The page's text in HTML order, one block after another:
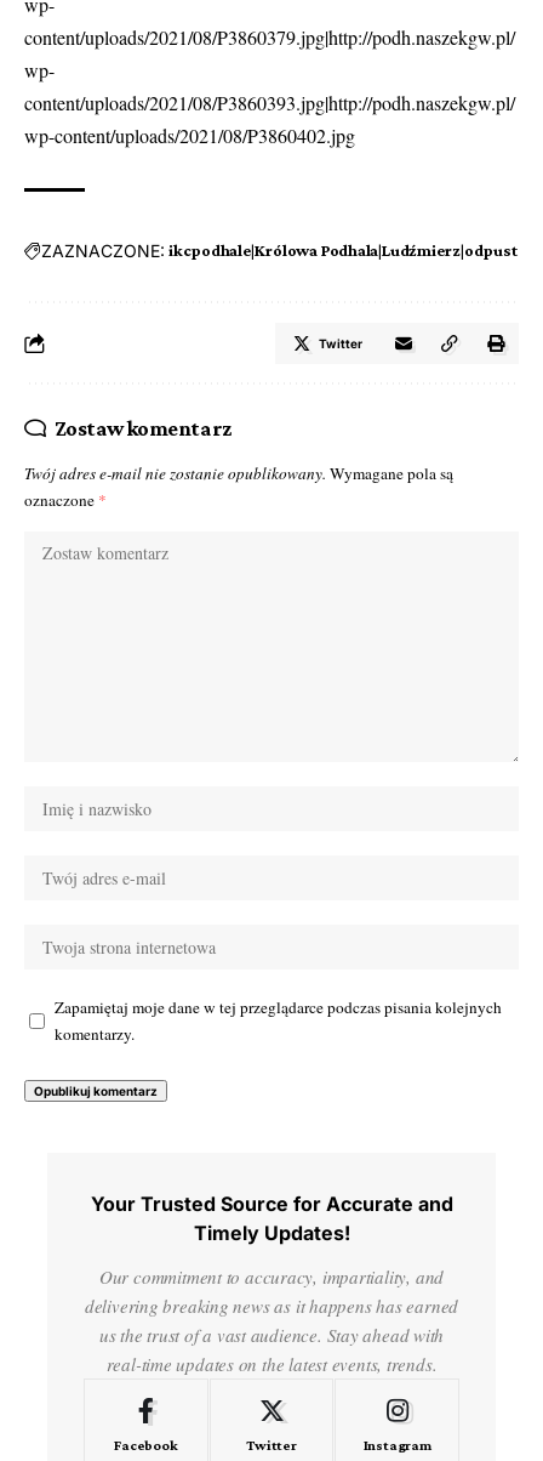
content/uploads/2021/08/P3860379.jpg|http://podh.naszekgw.pl/
wp-
content/uploads/2021/08/P3860393.jpg|http://podh.naszekgw.pl/
wp-content/uploads/2021/08/P3860402.jpg
ZAZNACZONE: ikcpodhale|Królowa Podhala|Ludźmierz|odpust
Twitter
Zostaw komentarz
Twój adres e-mail nie zostanie opublikowany. Wymagane pola są
oznaczone *
Zapamiętaj moje dane w tej przeglądarce podczas pisania kolejnych
komentarzy.
Your Trusted Source for Accurate and
Timely Updates!
Our commitment to accuracy, impartiality, and
delivering breaking news as it happens has earned
us the trust of a vast audience. Stay ahead with
real-time updates on the latest events, trends.
Facebook Twitter Instagram